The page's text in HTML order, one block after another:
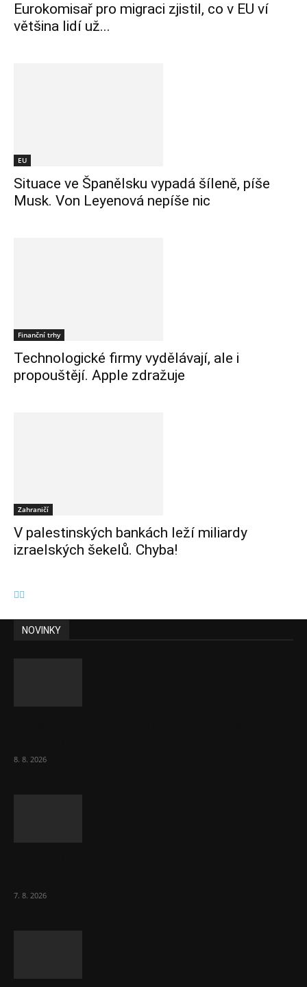
Eurokomisař pro migraci zjistil, co v EU ví
většina lidí už...
EU
Situace ve Španělsku vypadá šíleně, píše
Musk. Von Leyenová nepíše nic
Finanční trhy
Technologické firmy vydělávají, ale i
propouštějí. Apple zdražuje
Zahraničí
V palestinských bankách leží miliardy
izraelských šekelů. Chyba!
NOVINKY
8. 8. 2026
7. 8. 2026